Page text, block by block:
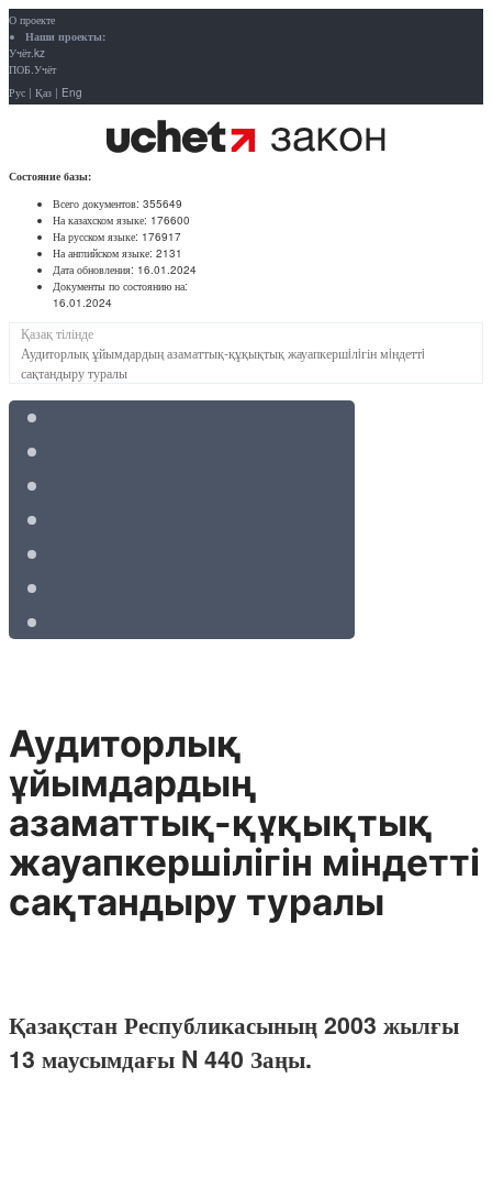
О проекте
Наши проекты:
Учёт.kz
ПОБ.Учёт
Рус | Қаз | Eng
Состояние базы:
Всего документов: 355649
На казахском языке: 176600
На русском языке: 176917
На английском языке: 2131
Дата обновления: 16.01.2024
Документы по состоянию на:
16.01.2024
Қазақ тілінде
Аудиторлық ұйымдардың азаматтық-құқықтық жауапкершiлiгін мiндеттi
сақтандыру туралы
Аудиторлық
ұйымдардың
азаматтық-құқықтық
жауапкершiлiгін мiндеттi
сақтандыру туралы
Қазақстан Республикасының 2003 жылғы
13 маусымдағы N 440 Заңы.